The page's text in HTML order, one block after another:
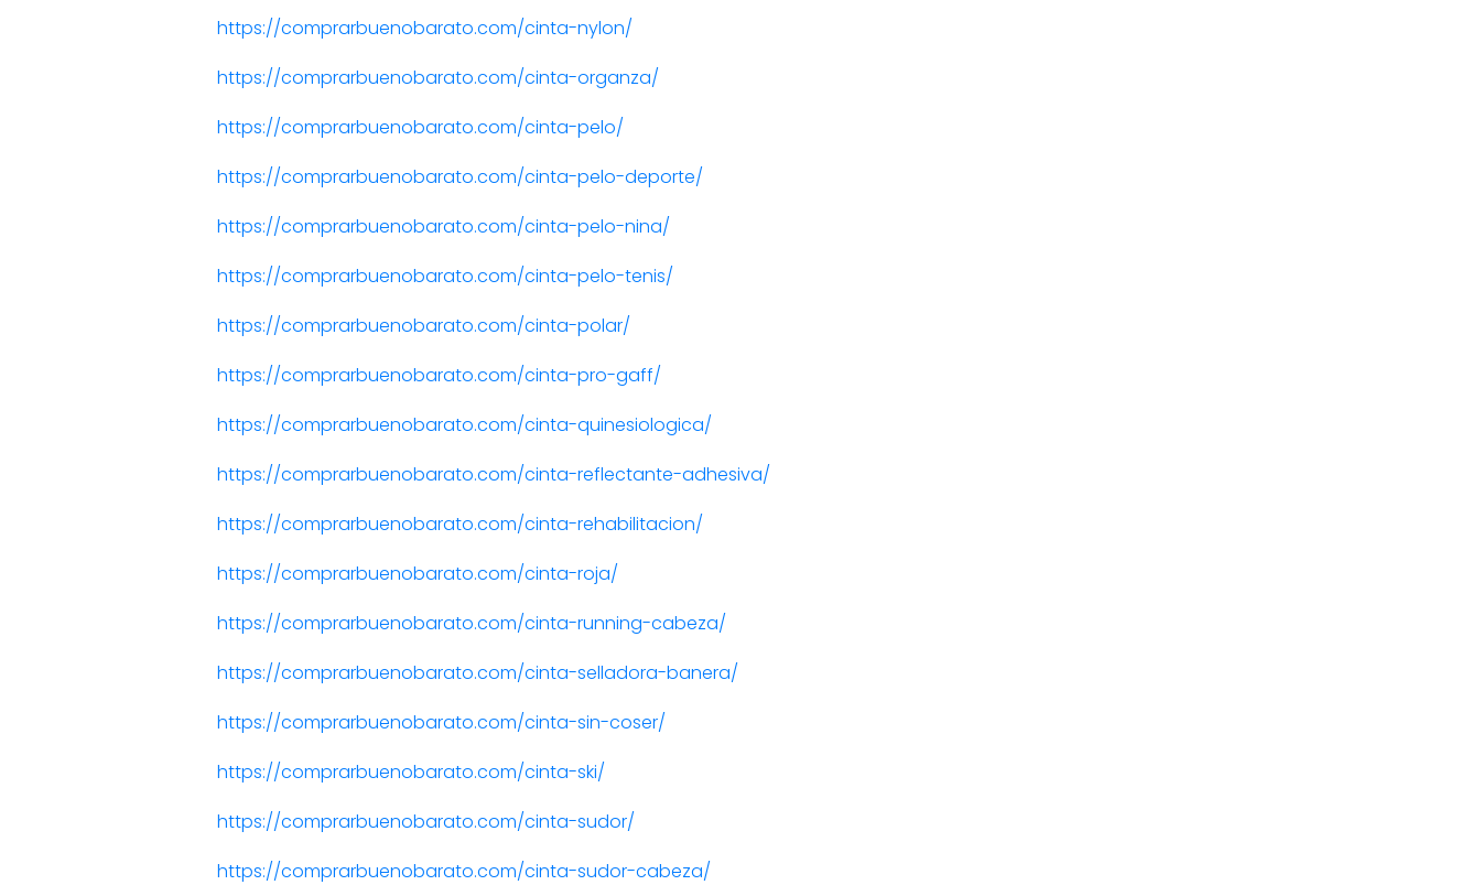
https://comprarbuenobarato.com/cinta-nylon/
https://comprarbuenobarato.com/cinta-organza/
https://comprarbuenobarato.com/cinta-pelo/
https://comprarbuenobarato.com/cinta-pelo-deporte/
https://comprarbuenobarato.com/cinta-pelo-nina/
https://comprarbuenobarato.com/cinta-pelo-tenis/
https://comprarbuenobarato.com/cinta-polar/
https://comprarbuenobarato.com/cinta-pro-gaff/
https://comprarbuenobarato.com/cinta-quinesiologica/
https://comprarbuenobarato.com/cinta-reflectante-adhesiva/
https://comprarbuenobarato.com/cinta-rehabilitacion/
https://comprarbuenobarato.com/cinta-roja/
https://comprarbuenobarato.com/cinta-running-cabeza/
https://comprarbuenobarato.com/cinta-selladora-banera/
https://comprarbuenobarato.com/cinta-sin-coser/
https://comprarbuenobarato.com/cinta-ski/
https://comprarbuenobarato.com/cinta-sudor/
https://comprarbuenobarato.com/cinta-sudor-cabeza/